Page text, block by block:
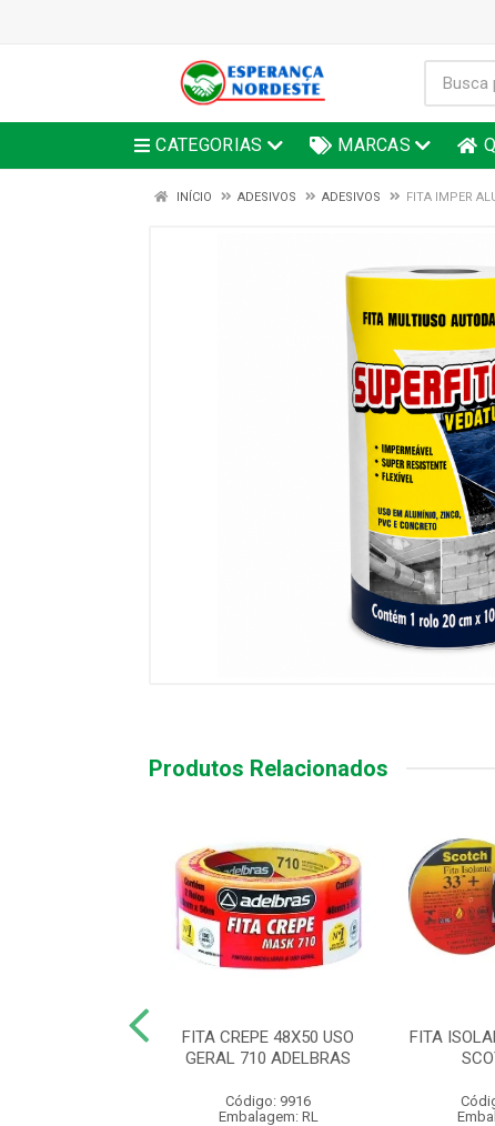
CATEGORIAS MARCAS
INÍCIO ADESIVOS ADESIVOS FITA IMPER
Produtos Relacionados
FITA CREPE 48X50 USO
GERAL 710 ADELBRAS
Código: 9916
Embalagem: RL
FITA